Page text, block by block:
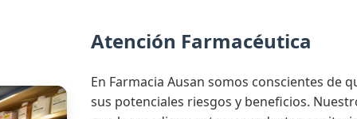
Atención Farmacéutica
En Farmacia Ausan somos conscientes de
sus potenciales riesgos y beneficios.